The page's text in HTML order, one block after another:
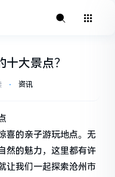
大景点？
⋅ 资讯
喜的亲子游玩地点。无
然的魅力，这里都有许
让我们一起探索沧州市